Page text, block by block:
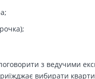
з ведучими
вибирати